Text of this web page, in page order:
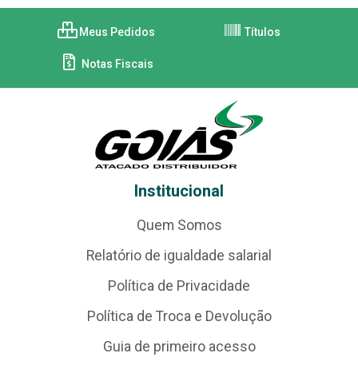
Meus Pedidos Títulos
Notas Fiscais
Institucional
Quem Somos
Relatório de igualdade salarial
Política de Privacidade
Política de Troca e Devolução
Guia de primeiro acesso